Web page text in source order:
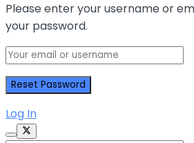
Please enter your username or
your password.
Log In